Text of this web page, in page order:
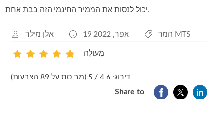
יכול לנסות את הממיר החינמי הזה בבת אחת.
אלן מילר 19 אפר, 2022 המר MTS
4
מְעוּלֶה
דירוג: 4.6 / 5 (מבוסס על 89 הצבעות)
Share to